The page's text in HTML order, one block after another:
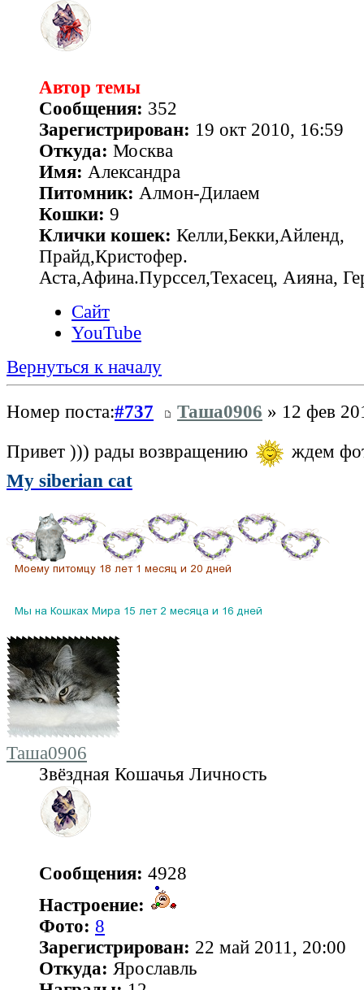
Автор темы
Сообщения: 352
Зарегистрирован: 19 окт 2010, 16:59
Откуда: Москва
Имя: Александра
Питомник: Алмон-Дилаем
Кошки: 9
Клички кошек: Келли,Бекки,Айленд,
Прайд,Кристофер.
Аста,Афина.Пурссел,Техасец, Аияна,
Сайт
YouTube
Вернуться к началу
Номер поста:#737 Таша0906 » 12 фев
Привет ))) рады возвращению
ждем
My siberian cat
Таша0906
Звёздная Кошачья Личность
Сообщения: 4928
Настроение:
Фото: 8
Зарегистрирован: 22 май 2011, 20:00
Откуда: Ярославль